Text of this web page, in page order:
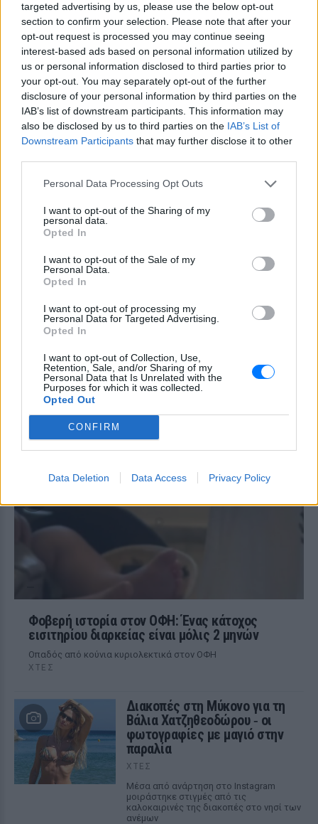
targeted advertising by us, please use the below opt-out
section to confirm your selection. Please note that after your
opt-out request is processed you may continue seeing
interest-based ads based on personal information utilized by
us or personal information disclosed to third parties prior to
your opt-out. You may separately opt-out of the further
disclosure of your personal information by third parties on the
IAB’s list of downstream participants. This information may
also be disclosed by us to third parties on the IAB’s List of
Downstream Participants that may further disclose it to other
Personal Data Processing Opt Outs
I want to opt-out of the Sharing of my
personal data.
Opted In
I want to opt-out of the Sale of my
Personal Data.
Opted In
I want to opt-out of processing my
Personal Data for Targeted Advertising.
Opted In
I want to opt-out of Collection, Use,
Retention, Sale, and/or Sharing of my
Personal Data that Is Unrelated with the
Purposes for which it was collected.
Opted Out
CONFIRM
Data Deletion Data Access Privacy Policy
ΔΕΙΤΕ ΕΠΙΣΗΣ
ΣΤΗΝ ΙΔΙΑ ΚΑΤΗΓΟΡΙΑ
Η Γαρυφαλλιά Καληφώνη στην
Πάρο με μαύρο μπικίνι ‑ δείτε
τις πόζες της
Το μοντέλο μοιράστηκε φωτογραφίες
νησί των Κυκλάδων
και αντιβιώσεις»
Η επιχειρηματίας έπαθε τροφική
δηλητηρίαση και μοιράστηκε με τους
followers της στο Instagram τις δύσκολες
Ατύχημα για τον Ιβάν Σβιτάιλο
στην Κέρκυρα: «Θα σηκωθώ πιο
δυνατός»
στο Instagram μια φωτογραφία από
πρόσφατη εξέτασή του, με ένα μήνυμα
Φοβερή ιστορία στον ΟΦΗ: Ένας κάτοχος
εισιτηρίου διαρκείας είναι μόλις 2 μηνών
Οπαδός από κούνια κυριολεκτικά στον ΟΦΗ
ΧΤΕΣ
Διακοπές στη Μύκονο για τη
Βάλια Χατζηθεοδώρου ‑ οι
φωτογραφίες με μαγιό στην
παραλία
ΧΤΕΣ
Μέσα από ανάρτηση στο Instagram
μοιράστηκε στιγμές από τις
καλοκαιρινές της διακοπές στο νησί των
ανέμων